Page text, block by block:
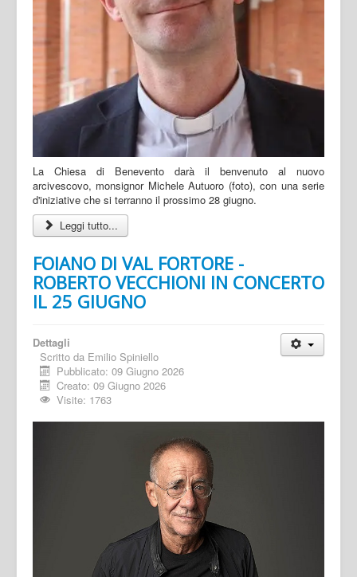
La Chiesa di Benevento darà il benvenuto al nuovo
arcivescovo, monsignor Michele Autuoro (foto), con una serie
d'iniziative che si terranno il prossimo 28 giugno.
Leggi tutto...
FOIANO DI VAL FORTORE -
ROBERTO VECCHIONI IN CONCERTO
IL 25 GIUGNO
Dettagli
Scritto da Emilio Spiniello
Pubblicato: 09 Giugno 2026
Creato: 09 Giugno 2026
Visite: 1763